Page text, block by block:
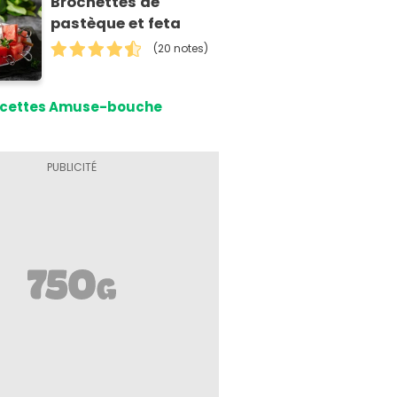
pastèque et feta
(20 notes)
Amuse-bouche